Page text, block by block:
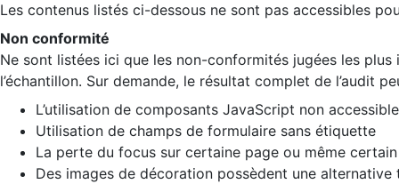
Les contenus listés ci-dessous ne sont pas accessibles
Non conformité
Ne sont listées ici que les non-conformités jugées les
l’échantillon. Sur demande, le résultat complet de l’audit
L’utilisation de composants JavaScript non
Utilisation de champs de formulaire sans étiquette
La perte du focus sur certaine page ou même
Des images de décoration possèdent une alternative